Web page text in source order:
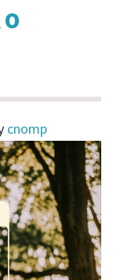
cnomp